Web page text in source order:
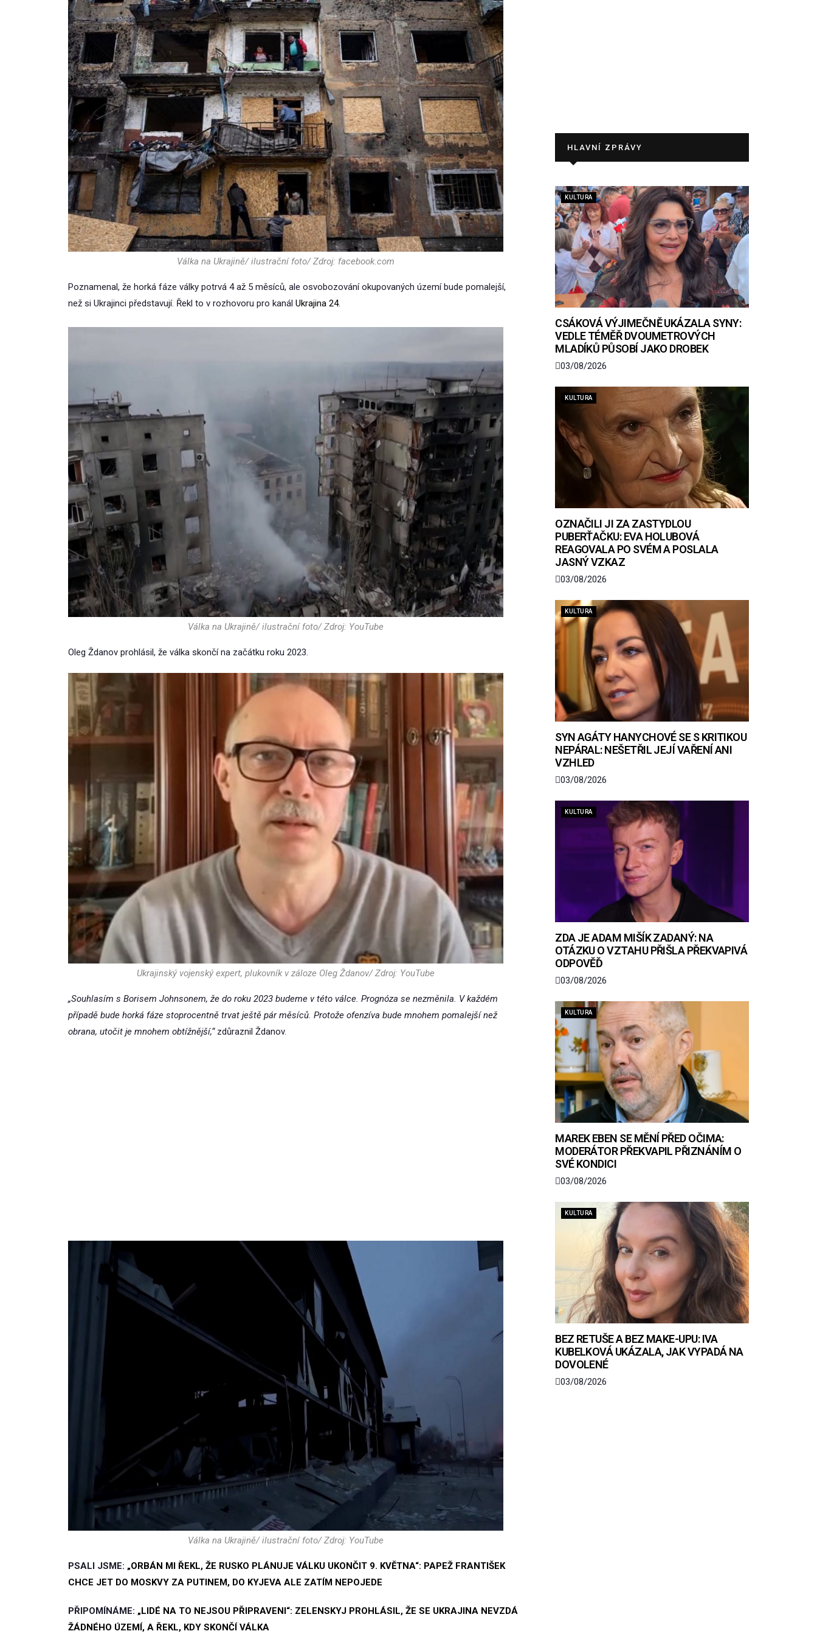
Válka na Ukrajině/ ilustrační foto/ Zdroj: facebook.com
Poznamenal, že horká fáze války potrvá 4 až 5 měsíců, ale osvobozování okupovaných území bude pomalejší,
než si Ukrajinci představují. Řekl to v rozhovoru pro kanál Ukrajina 24.
Válka na Ukrajině/ ilustrační foto/ Zdroj: YouTube
Oleg Ždanov prohlásil, že válka skončí na začátku roku 2023.
Ukrajinský vojenský expert, plukovník v záloze Oleg Ždanov/ Zdroj: YouTube
„Souhlasím s Borisem Johnsonem, že do roku 2023 budeme v této válce. Prognóza se nezměnila. V každém
případě bude horká fáze stoprocentně trvat ještě pár měsíců. Protože ofenzíva bude mnohem pomalejší než
obrana, utočit je mnohem obtížnější,“zdůraznil Ždanov.
Válka na Ukrajině/ ilustrační foto/ Zdroj: YouTube
PSALI JSME: „ORBÁN MI ŘEKL, ŽE RUSKO PLÁNUJE VÁLKU UKONČIT 9. KVĚTNA“: PAPEŽ FRANTIŠEK
CHCE JET DO MOSKVY ZA PUTINEM, DO KYJEVA ALE ZATÍM NEPOJEDE
PŘIPOMÍNÁME: „LIDÉ NA TO NEJSOU PŘIPRAVENI“: ZELENSKYJ PROHLÁSIL, ŽE SE UKRAJINA NEVZDÁ
ŽÁDNÉHO ÚZEMÍ, A ŘEKL, KDY SKONČÍ VÁLKA
HLAVNÍ ZPRÁVY
KULTURA
CSÁKOVÁ VÝJIMEČNĚ UKÁZALA SYNY:
VEDLE TÉMĚŘ DVOUMETROVÝCH
MLADÍKŮ PŮSOBÍ JAKO DROBEK
03/08/2026
KULTURA
OZNAČILI JI ZA ZASTYDLOU
PUBERŤAČKU: EVA HOLUBOVÁ
REAGOVALA PO SVÉM A POSLALA
JASNÝ VZKAZ
03/08/2026
KULTURA
SYN AGÁTY HANYCHOVÉ SE S KRITIKOU
NEPÁRAL: NEŠETŘIL JEJÍ VAŘENÍ ANI
VZHLED
03/08/2026
KULTURA
ZDA JE ADAM MIŠÍK ZADANÝ: NA
OTÁZKU O VZTAHU PŘIŠLA PŘEKVAPIVÁ
ODPOVĚĎ
03/08/2026
KULTURA
MAREK EBEN SE MĚNÍ PŘED OČIMA:
MODERÁTOR PŘEKVAPIL PŘIZNÁNÍM O
SVÉ KONDICI
03/08/2026
KULTURA
BEZ RETUŠE A BEZ MAKE-UPU: IVA
KUBELKOVÁ UKÁZALA, JAK VYPADÁ NA
DOVOLENÉ
03/08/2026